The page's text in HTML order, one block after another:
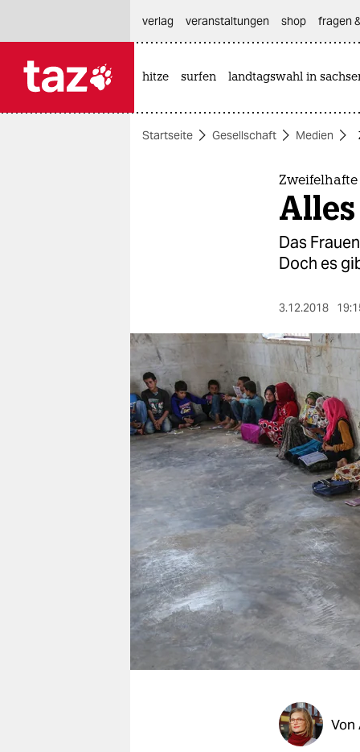
themen
berlin
nord
wahrheit
verlag
verlag
veranstaltungen
shop
fragen & hilfe
unterstützen
abo
verlag
veranstaltungen shop fragen
hitze surfen landtagswahl in
Startseite Gesellschaft Medien
Das
Doch es
3.12.2018
Von